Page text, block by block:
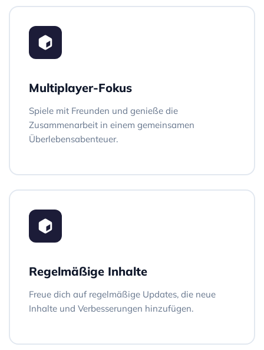
Multiplayer-Fokus
Spiele mit Freunden und genieße die
Zusammenarbeit in einem gemeinsamen
Überlebensabenteuer.
Regelmäßige Inhalte
Freue dich auf regelmäßige Updates, die neue
Inhalte und Verbesserungen hinzufügen.